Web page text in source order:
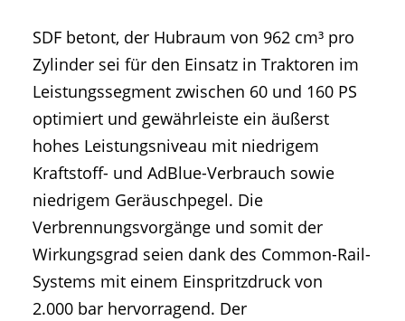
SDF betont, der Hubraum von 962 cm³ pro
Zylinder sei für den Einsatz in Traktoren im
Leistungssegment zwischen 60 und 160 PS
optimiert und gewährleiste ein äußerst
hohes Leistungsniveau mit niedrigem
Kraftstoff- und AdBlue-Verbrauch sowie
niedrigem Geräuschpegel. Die
Verbrennungsvorgänge und somit der
Wirkungsgrad seien dank des Common-Rail-
Systems mit einem Einspritzdruck von
2.000 bar hervorragend. Der